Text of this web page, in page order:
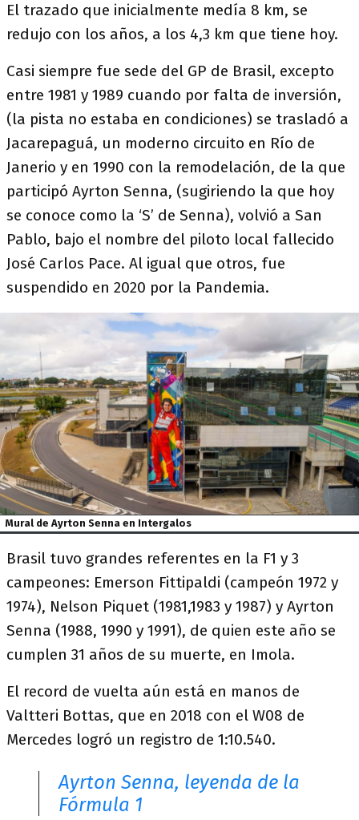
El trazado que inicialmente medía 8 km, se
redujo con los años, a los 4,3 km que tiene hoy.
Casi siempre fue sede del GP de Brasil, excepto
entre 1981 y 1989 cuando por falta de inversión,
(la pista no estaba en condiciones) se trasladó a
Jacarepaguá, un moderno circuito en Río de
Janerio y en 1990 con la remodelación, de la que
participó Ayrton Senna, (sugiriendo la que hoy
se conoce como la ‘S’ de Senna), volvió a San
Pablo, bajo el nombre del piloto local fallecido
José Carlos Pace. Al igual que otros, fue
suspendido en 2020 por la Pandemia.
Mural de Ayrton Senna en Intergalos
Brasil tuvo grandes referentes en la F1 y 3
campeones: Emerson Fittipaldi (campeón 1972 y
1974), Nelson Piquet (1981,1983 y 1987) y Ayrton
Senna (1988, 1990 y 1991), de quien este año se
cumplen 31 años de su muerte, en Imola.
El record de vuelta aún está en manos de
Valtteri Bottas, que en 2018 con el W08 de
Mercedes logró un registro de 1:10.540.
Ayrton Senna, leyenda de la
Fórmula 1